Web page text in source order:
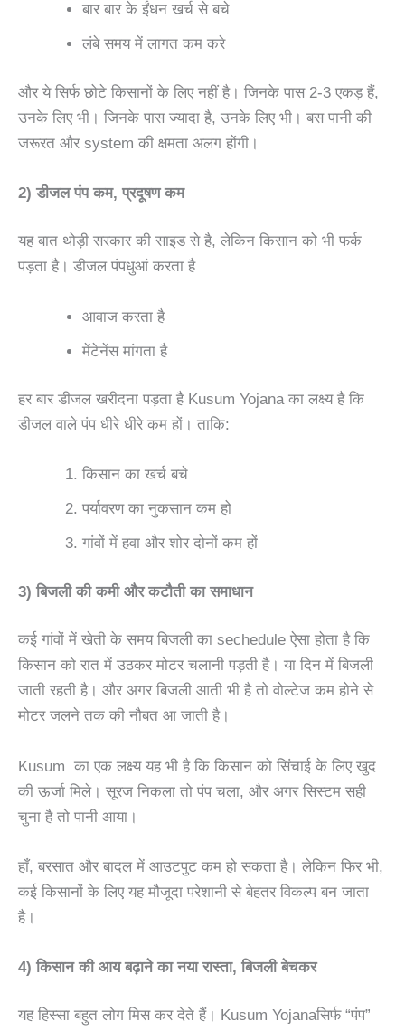
बार बार के ईंधन खर्च से बचे
लंबे समय में लागत कम करे
और ये सिर्फ छोटे किसानों के लिए नहीं है। जिनके पास 2-3 एकड़ हैं,
उनके लिए भी। जिनके पास ज्यादा है, उनके लिए भी। बस पानी की
जरूरत और system की क्षमता अलग होंगी।
2) डीजल पंप कम, प्रदूषण कम
यह बात थोड़ी सरकार की साइड से है, लेकिन किसान को भी फर्क
पड़ता है। डीजल पंपधुआं करता है
आवाज करता है
मेंटेनेंस मांगता है
हर बार डीजल खरीदना पड़ता है Kusum Yojana का लक्ष्य है कि
डीजल वाले पंप धीरे धीरे कम हों। ताकि:
किसान का खर्च बचे
पर्यावरण का नुकसान कम हो
गांवों में हवा और शोर दोनों कम हों
3) बिजली की कमी और कटौती का समाधान
कई गांवों में खेती के समय बिजली का sechedule ऐसा होता है कि
किसान को रात में उठकर मोटर चलानी पड़ती है। या दिन में बिजली
जाती रहती है। और अगर बिजली आती भी है तो वोल्टेज कम होने से
मोटर जलने तक की नौबत आ जाती है।
Kusum का एक लक्ष्य यह भी है कि किसान को सिंचाई के लिए खुद
की ऊर्जा मिले। सूरज निकला तो पंप चला, और अगर सिस्टम सही
चुना है तो पानी आया।
हाँ, बरसात और बादल में आउटपुट कम हो सकता है। लेकिन फिर भी,
कई किसानों के लिए यह मौजूदा परेशानी से बेहतर विकल्प बन जाता
है।
4) किसान की आय बढ़ाने का नया रास्ता, बिजली बेचकर
यह हिस्सा बहुत लोग मिस कर देते हैं। Kusum Yojanaसिर्फ “पंप”